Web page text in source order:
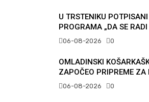
U TRSTENIKU
PROGRAMA „DA SE
06-08-2026 0
OMLADINSKI
ZAPOČEO PRIPREME ZA
06-08-2026 0